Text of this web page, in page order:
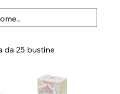
da 25 bustine